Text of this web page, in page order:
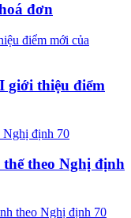
đơn
giới thiệu điểm
theo Nghị định